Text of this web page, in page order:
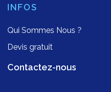
INFOS
Qui Sommes Nous ?
Devis gratuit
Contactez-nous